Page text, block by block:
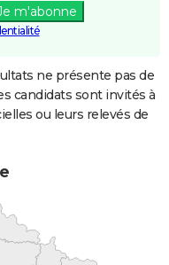
m'abonne
ne présente pas de
candidats sont invités à
ou leurs relevés de